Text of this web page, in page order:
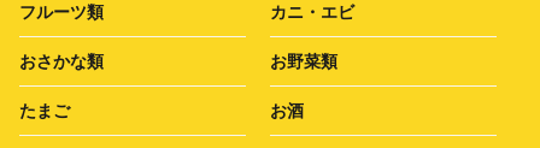
フルーツ類 カニ・エビ
おさかな類 お野菜類
たまご お酒